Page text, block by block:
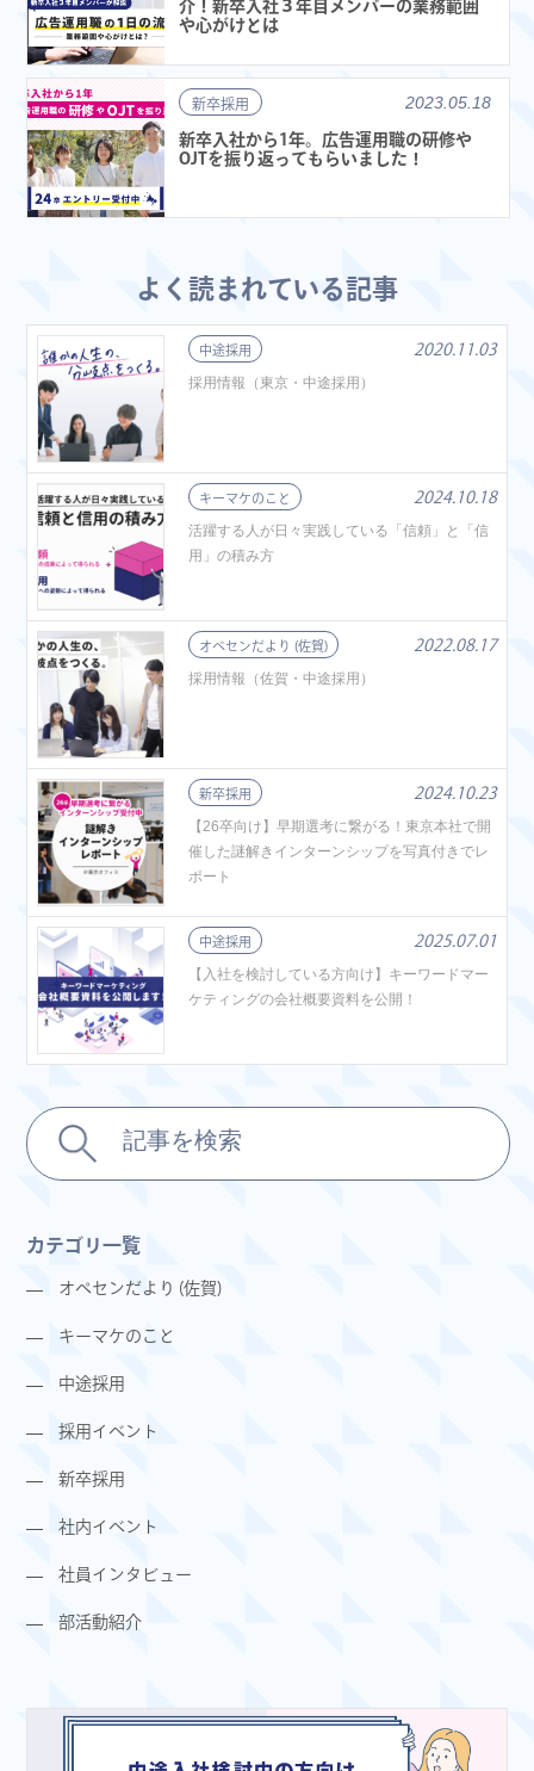
介！新卒入社３年目メンバーの業務範囲
や心がけとは
新卒採用 2023.05.18
新卒入社から1年。広告運用職の研修や
OJTを振り返ってもらいました！
よく読まれている記事
中途採用
2020.11.03
採用情報（東京・中途採用）
キーマケのこと
2024.10.18
活躍する人が日々実践している「信頼」と「信
用」の積み方
オペセンだより (佐賀)
2022.08.17
採用情報（佐賀・中途採用）
新卒採用
2024.10.23
【26卒向け】早期選考に繋がる！東京本社で開
催した謎解きインターンシップを写真付きでレ
ポート
中途採用
2025.07.01
【入社を検討している方向け】キーワードマー
ケティングの会社概要資料を公開！
カテゴリ一覧
オペセンだより (佐賀)
キーマケのこと
中途採用
採用イベント
新卒採用
社内イベント
社員インタビュー
部活動紹介